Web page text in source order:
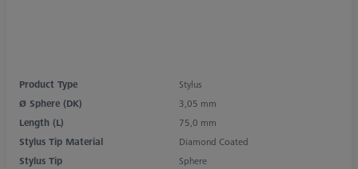
Product Type
Stylus
Ø Sphere (DK)
3,05 mm
Length (L)
75,0 mm
Stylus Tip Material
Diamond Coated
Stylus Tip
Sphere